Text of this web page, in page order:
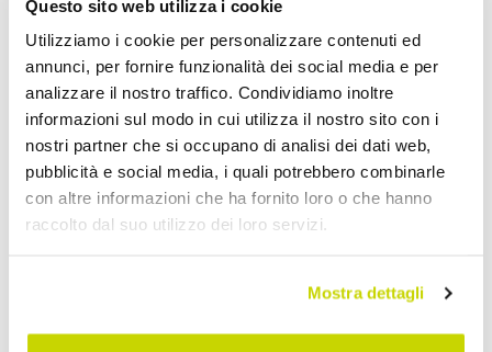
Questo sito web utilizza i cookie
Utilizziamo i cookie per personalizzare contenuti ed
annunci, per fornire funzionalità dei social media e per
analizzare il nostro traffico. Condividiamo inoltre
informazioni sul modo in cui utilizza il nostro sito con i
nostri partner che si occupano di analisi dei dati web,
pubblicità e social media, i quali potrebbero combinarle
con altre informazioni che ha fornito loro o che hanno
raccolto dal suo utilizzo dei loro servizi.
Mostra dettagli